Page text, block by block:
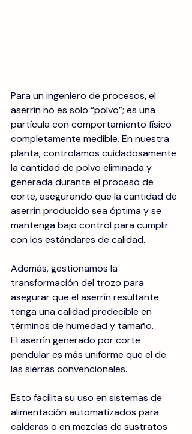
Para un ingeniero de procesos, el
aserrín no es solo “polvo”; es una
partícula con comportamiento físico
completamente medible. En nuestra
planta, controlamos cuidadosamente
la cantidad de polvo eliminada y
generada durante el proceso de
corte, asegurando que la cantidad de
aserrín producido sea óptima y se
mantenga bajo control para cumplir
con los estándares de calidad.
Además, gestionamos la
transformación del trozo para
asegurar que el aserrín resultante
tenga una calidad predecible en
términos de humedad y tamaño.
El aserrín generado por corte
pendular es más uniforme que el de
las sierras convencionales.
Esto facilita su uso en sistemas de
alimentación automatizados para
calderas o en mezclas de sustratos